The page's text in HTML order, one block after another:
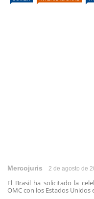
Mercojuris 2 de agosto de
El Brasil ha solicitado la
OMC con los Estados Unidos